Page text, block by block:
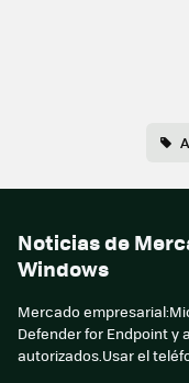
Noticias de
Windows
Mercado
Defender for Endpoint
autorizados.Usar el